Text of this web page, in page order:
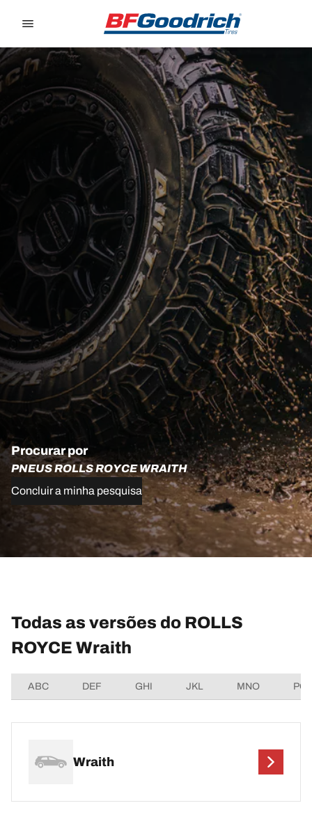
Procurar por
PNEUS ROLLS ROYCE WRAITH
Concluir a minha pesquisa
Todas as versões do ROLLS
ROYCE Wraith
ABC DEF GHI JKL MNO
Wraith